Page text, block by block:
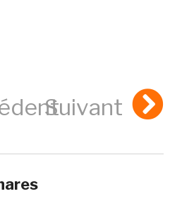
Suivant